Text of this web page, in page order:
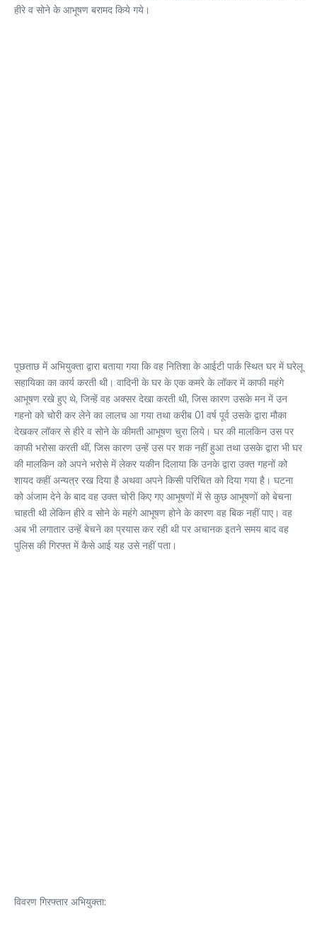
हीरे व सोने के आभूषण बरामद किये गये।
पूछताछ में अभियुक्ता द्वारा बताया गया कि वह नितिशा के आईटी पार्क स्थित घर में घरेलू
सहायिका का कार्य करती थी। वादिनी के घर के एक कमरे के लॉकर में काफी महंगे
आभूषण रखे हुए थे, जिन्हें वह अक्सर देखा करती थी, जिस कारण उसके मन में उन
गहनो को चोरी कर लेने का लालच आ गया तथा करीब 01 वर्ष पूर्व उसके द्वारा मौका
देखकर लॉकर से हीरे व सोने के कीमती आभूषण चुरा लिये। घर की मालकिन उस पर
काफी भरोसा करती थीं, जिस कारण उन्हें उस पर शक नहीं हुआ तथा उसके द्वारा भी घर
की मालकिन को अपने भरोसे में लेकर यकीन दिलाया कि उनके द्वारा उक्त गहनों को
शायद कहीं अन्यत्र रख दिया है अथवा अपने किसी परिचित को दिया गया है। घटना
को अंजाम देने के बाद वह उक्त चोरी किए गए आभूषणों में से कुछ आभूषणों को बेचना
चाहती थी लेकिन हीरे व सोने के महंगे आभूषण होने के कारण वह बिक नहीं पाए। वह
अब भी लगातार उन्हें बेचने का प्रयास कर रही थी पर अचानक इतने समय बाद वह
पुलिस की गिरफ्त में कैसे आई यह उसे नहीं पता।
विवरण गिरफ्तार अभियुक्ता: